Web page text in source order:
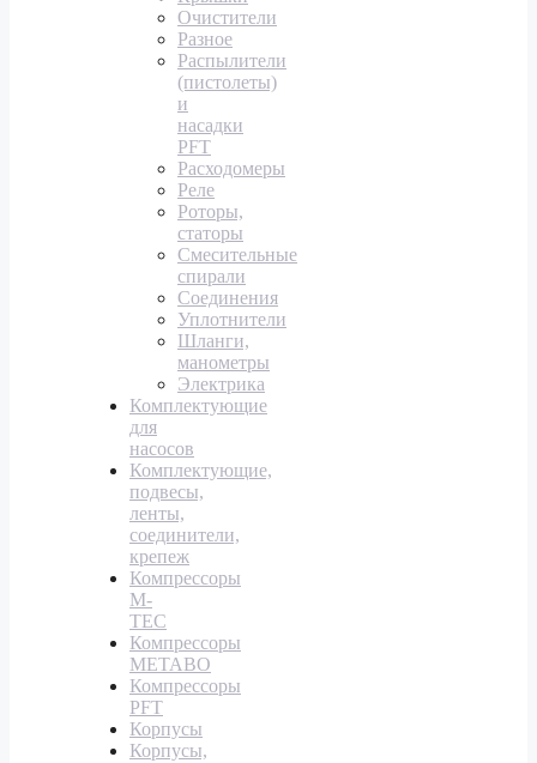
Очистители
Разное
Распылители
(пистолеты)
и
насадки
PFT
Расходомеры
Реле
Роторы,
статоры
Смесительные
спирали
Соединения
Уплотнители
Шланги,
манометры
Электрика
Комплектующие
для
насосов
Комплектующие,
подвесы,
ленты,
соединители,
крепеж
Компрессоры
M-
TEC
Компрессоры
METABO
Компрессоры
PFT
Корпусы
Корпусы,